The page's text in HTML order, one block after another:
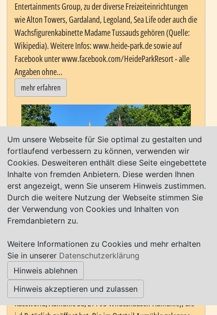
Entertainments Group, zu der diverse Freizeiteinrichtungen
wie Alton Towers, Gardaland, Legoland, Sea Life oder auch die
Wachsfigurenkabinette Madame Tussauds gehören (Quelle:
Wikipedia). Weitere Infos: www.heide-park.de sowie auf
Facebook unter www.facebook.com/HeideParkResort - alle
Angaben ohne...
mehr erfahren
07.08.2026
Ausflugstipp: Wildhausen - Kartbahn
Ausflugstipp (besonders für Familien geeignet): Besuchen Sie
doch einmal die Outdoor-Kartbahn in Wildeshausen (SK-
Raceworld, Aumühle 3a, 27793 Wildeshausen-Aumühle), die
Um unsere Webseite für Sie optimal zu gestalten und
fortlaufend verbessern zu können, verwenden wir
Cookies. Desweiteren enthält diese Seite eingebettete
Inhalte von fremden Anbietern. Diese werden Ihnen
erst angezeigt, wenn Sie unserem Hinweis zustimmen.
Durch die weitere Nutzung der Webseite stimmen Sie
der Verwendung von Cookies und Inhalten von
Fremdanbietern zu.
Weitere Informationen zu Cookies und mehr erhalten
Sie in unserer Datenschutzerklärung
Hinweis ablehnen
Hinweis akzeptieren und zulassen